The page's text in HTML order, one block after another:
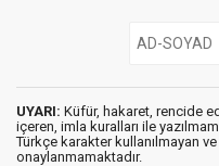
UYARI: Küfür, hakaret, rencide
içeren, imla kuralları ile
Türkçe karakter kullanılmayan
onaylanmamaktadır.